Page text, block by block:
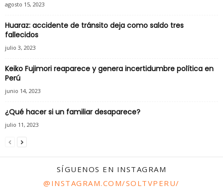
agosto 15, 2023
Huaraz: accidente de tránsito deja como saldo tres
fallecidos
julio 3, 2023
Keiko Fujimori reaparece y genera incertidumbre política en
Perú
junio 14, 2023
¿Qué hacer si un familiar desaparece?
julio 11, 2023
SÍGUENOS EN INSTAGRAM
@INSTAGRAM.COM/SOLTVPERU/